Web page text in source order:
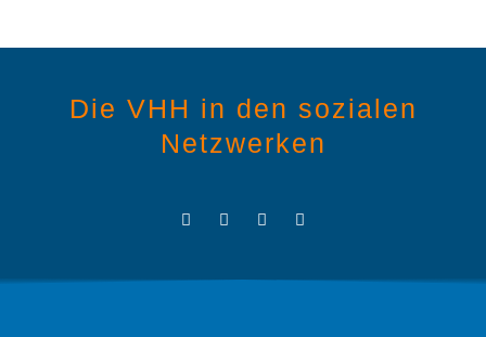
Die VHH in den sozialen
Netzwerken